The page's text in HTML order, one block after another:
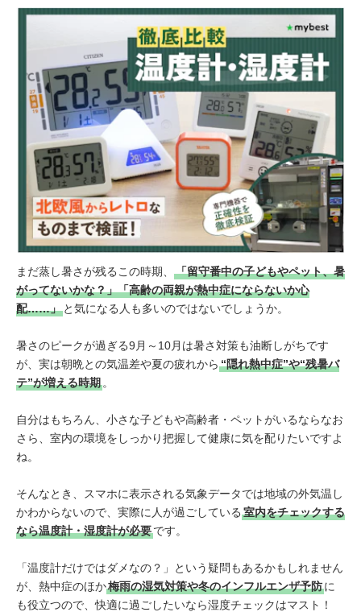
まだ蒸し暑さが残るこの時期、
「留守番中の子どもやペット、暑
がってないかな？」「高齢の両親が熱中症にならないか心
配……」 と気になる人も多いのではないでしょうか。
暑さのピークが過ぎる9月～10月は暑さ対策も油断しがちです
が、実は朝晩との気温差や夏の疲れから “隠れ熱中症”や“残暑バ
テ”が増える時期 。
自分はもちろん、小さな子どもや高齢者・ペットがいるならなお
さら、室内の環境をしっかり把握して健康に気を配りたいですよ
ね。
そんなとき、スマホに表示される気象データでは地域の外気温し
かわからないので、実際に人が過ごしている 室内をチェックする
なら温度計・湿度計が必要です。
「温度計だけではダメなの？」という疑問もあるかもしれません
が、熱中症のほか梅雨の湿気対策や冬のインフルエンザ予防に
も役立つので、快適に過ごしたいなら湿度チェックはマスト！